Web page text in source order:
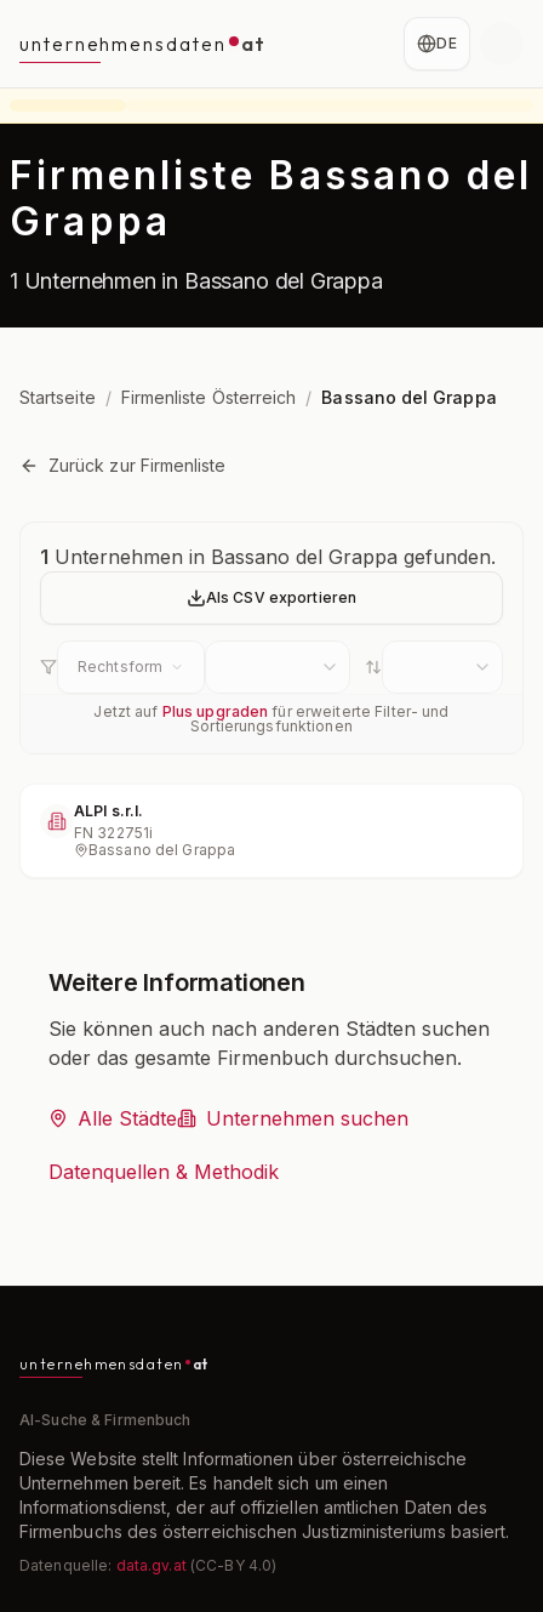
unternehmensdaten at DE
Firmenliste Bassano del
Grappa
1 Unternehmen in Bassano del Grappa
Startseite / Firmenliste Österreich / Bassano del Grappa
Zurück zur Firmenliste
Unternehmensübersicht
1 Unternehmen in Bassano del Grappa gefunden.
Als CSV exportieren
Rechtsform
Jetzt auf Plus upgraden für erweiterte Filter- und
Sortierungsfunktionen
ALPI s.r.l.
FN 322751i
Bassano del Grappa
Weitere Informationen
Sie können auch nach anderen Städten suchen
oder das gesamte Firmenbuch durchsuchen.
Alle Städte Unternehmen suchen
Datenquellen & Methodik
unternehmensdaten at
AI-Suche & Firmenbuch
Diese Website stellt Informationen über österreichische
Unternehmen bereit. Es handelt sich um einen
Informationsdienst, der auf offiziellen amtlichen Daten des
Firmenbuchs des österreichischen Justizministeriums basiert.
Datenquelle: data.gv.at (CC-BY 4.0)